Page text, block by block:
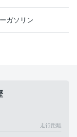
ガソリン
走行距離